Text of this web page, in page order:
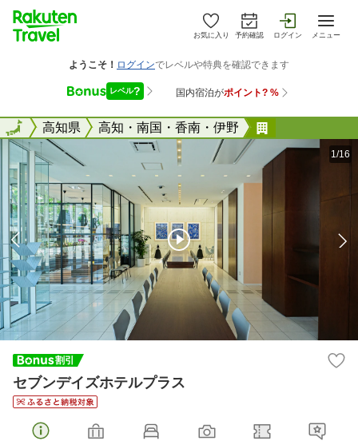
お気に入り 予約確認 ログイン メニュー
全国高知県 高知・南国・香南・伊野
全国
1/16
セブンデイズホテルプラス